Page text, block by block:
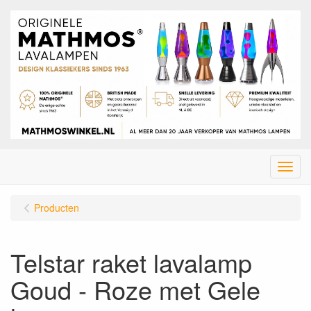
Menu
Producten
Telstar raket lavalamp
Goud - Roze met Gele